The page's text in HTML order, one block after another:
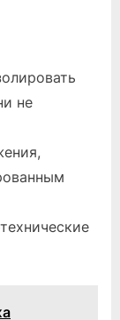
не